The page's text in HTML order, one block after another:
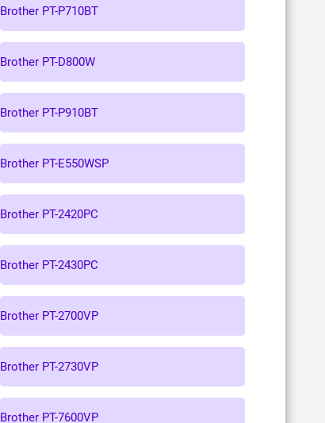
Brother PT-P710BT
Brother PT-D800W
Brother PT-P910BT
Brother PT-E550WSP
Brother PT-2420PC
Brother PT-2430PC
Brother PT-2700VP
Brother PT-2730VP
Brother PT-7600VP